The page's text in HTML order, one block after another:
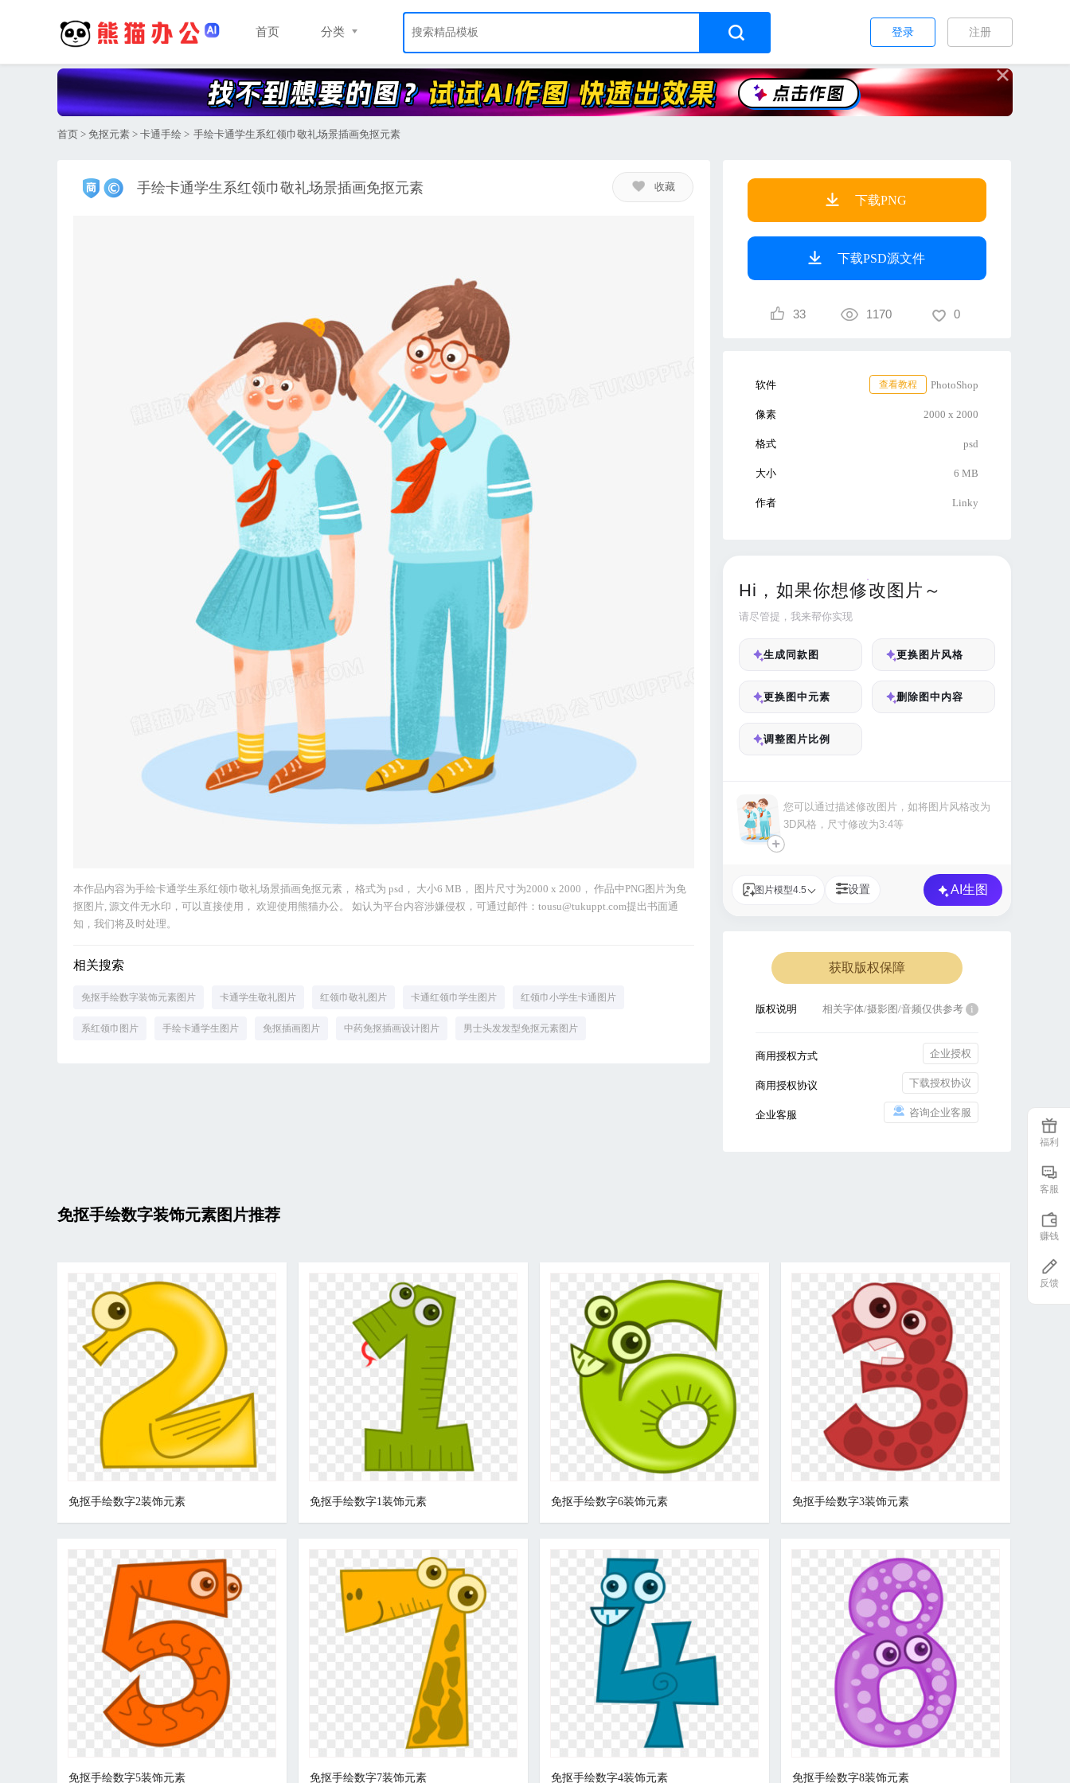
首页 分类 注册
登录
首页 > 免抠元素 > 卡通手绘 > 手绘卡通学生系红领巾敬礼场景插画免抠元素
手绘卡通学生系红领巾敬礼场景插画免抠元素 收藏
本作品内容为手绘卡通学生系红领巾敬礼场景插画免抠元素， 格式为 psd， 大小6 MB， 图片尺寸为2000 x 2000， 作品中PNG图片为免
抠图片, 源文件无水印，可以直接使用， 欢迎使用熊猫办公。 如认为平台内容涉嫌侵权，可通过邮件：tousu@tukuppt.com提出书面通
知，我们将及时处理。
相关搜索
免抠手绘数字装饰元素图片 卡通学生敬礼图片 红领巾敬礼图片 卡通红领巾学生图片 红领巾小学生卡通图片
系红领巾图片 手绘卡通学生图片 免抠插画图片 中药免抠插画设计图片 男士头发发型免抠元素图片
下载PNG
下载PSD源文件
33 1170 0
软件 PhotoShop
查看教程
像素 2000 x 2000
格式 psd
大小 6 MB
作者 Linky
Hi，如果你想修改图片～
请尽管提，我来帮你实现
生成同款图 更换图片风格
更换图中元素 删除图中内容
调整图片比例
+
图片模型4.5 设置 AI生图
获取版权保障
版权说明 相关字体/摄影图/音频仅供参考 i
商用授权方式 企业授权
商用授权协议 下载授权协议
企业客服 咨询企业客服
免抠手绘数字装饰元素图片推荐
免抠手绘数字2装饰元素 免抠手绘数字1装饰元素 免抠手绘数字6装饰元素 免抠手绘数字3装饰元素
免抠手绘数字5装饰元素 免抠手绘数字7装饰元素 免抠手绘数字4装饰元素 免抠手绘数字8装饰元素
福利
客服
赚钱
反馈